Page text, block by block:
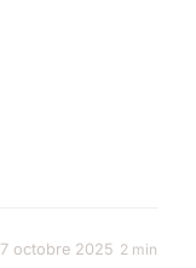
7 octobre 2025 2 min